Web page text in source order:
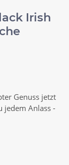
Irish
Genuss jetzt
jedem Anlass -